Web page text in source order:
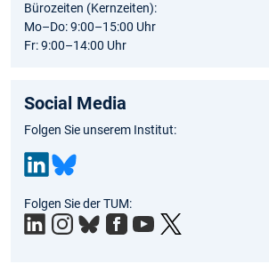
Bürozeiten (Kernzeiten):
Mo–Do: 9:00–15:00 Uhr
Fr: 9:00–14:00 Uhr
Social Media
Folgen Sie unserem Institut:
edInesk
y
Folgen Sie der TUM: